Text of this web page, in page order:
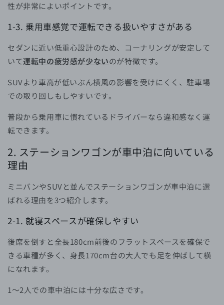
性が非常によいポイントです。
1-3. 乗用車感覚で運転できる扱いやすさがある
セダンに近い低重心設計のため、コーナリングが安定して
いて運転中の疲労感が少ないのが特徴です。
SUVより車高が低いぶん横風の影響を受けにくく、駐車場
での取り回しもしやすいです。
普段から乗用車に慣れているドライバーなら違和感なく運
転できます。
2. ステーションワゴンが車中泊に向いている
理由
ミニバンやSUVと並んでステーションワゴンが車中泊に選
ばれる理由を3つ紹介します。
2-1. 就寝スペースが確保しやすい
後席を倒すと全長180cm前後のフラットスペースを確保で
きる車種が多く、身長170cm台の大人でも足を伸ばして横
になれます。
1〜2人での車中泊には十分な広さです。